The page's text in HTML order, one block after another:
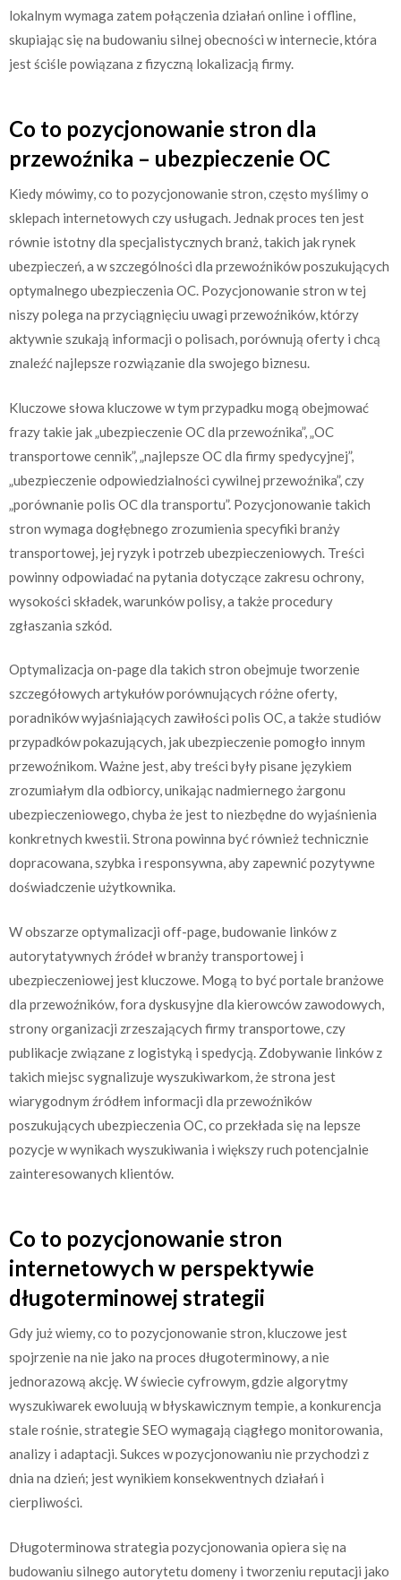
lokalnym wymaga zatem połączenia działań online i offline,
skupiając się na budowaniu silnej obecności w internecie, która
jest ściśle powiązana z fizyczną lokalizacją firmy.
Co to pozycjonowanie stron dla
przewoźnika – ubezpieczenie OC
Kiedy mówimy, co to pozycjonowanie stron, często myślimy o
sklepach internetowych czy usługach. Jednak proces ten jest
równie istotny dla specjalistycznych branż, takich jak rynek
ubezpieczeń, a w szczególności dla przewoźników poszukujących
optymalnego ubezpieczenia OC. Pozycjonowanie stron w tej
niszy polega na przyciągnięciu uwagi przewoźników, którzy
aktywnie szukają informacji o polisach, porównują oferty i chcą
znaleźć najlepsze rozwiązanie dla swojego biznesu.
Kluczowe słowa kluczowe w tym przypadku mogą obejmować
frazy takie jak „ubezpieczenie OC dla przewoźnika”, „OC
transportowe cennik”, „najlepsze OC dla firmy spedycyjnej”,
„ubezpieczenie odpowiedzialności cywilnej przewoźnika”, czy
„porównanie polis OC dla transportu”. Pozycjonowanie takich
stron wymaga dogłębnego zrozumienia specyfiki branży
transportowej, jej ryzyk i potrzeb ubezpieczeniowych. Treści
powinny odpowiadać na pytania dotyczące zakresu ochrony,
wysokości składek, warunków polisy, a także procedury
zgłaszania szkód.
Optymalizacja on-page dla takich stron obejmuje tworzenie
szczegółowych artykułów porównujących różne oferty,
poradników wyjaśniających zawiłości polis OC, a także studiów
przypadków pokazujących, jak ubezpieczenie pomogło innym
przewoźnikom. Ważne jest, aby treści były pisane językiem
zrozumiałym dla odbiorcy, unikając nadmiernego żargonu
ubezpieczeniowego, chyba że jest to niezbędne do wyjaśnienia
konkretnych kwestii. Strona powinna być również technicznie
dopracowana, szybka i responsywna, aby zapewnić pozytywne
doświadczenie użytkownika.
W obszarze optymalizacji off-page, budowanie linków z
autorytatywnych źródeł w branży transportowej i
ubezpieczeniowej jest kluczowe. Mogą to być portale branżowe
dla przewoźników, fora dyskusyjne dla kierowców zawodowych,
strony organizacji zrzeszających firmy transportowe, czy
publikacje związane z logistyką i spedycją. Zdobywanie linków z
takich miejsc sygnalizuje wyszukiwarkom, że strona jest
wiarygodnym źródłem informacji dla przewoźników
poszukujących ubezpieczenia OC, co przekłada się na lepsze
pozycje w wynikach wyszukiwania i większy ruch potencjalnie
zainteresowanych klientów.
Co to pozycjonowanie stron
internetowych w perspektywie
długoterminowej strategii
Gdy już wiemy, co to pozycjonowanie stron, kluczowe jest
spojrzenie na nie jako na proces długoterminowy, a nie
jednorazową akcję. W świecie cyfrowym, gdzie algorytmy
wyszukiwarek ewoluują w błyskawicznym tempie, a konkurencja
stale rośnie, strategie SEO wymagają ciągłego monitorowania,
analizy i adaptacji. Sukces w pozycjonowaniu nie przychodzi z
dnia na dzień; jest wynikiem konsekwentnych działań i
cierpliwości.
Długoterminowa strategia pozycjonowania opiera się na
budowaniu silnego autorytetu domeny i tworzeniu reputacji jako